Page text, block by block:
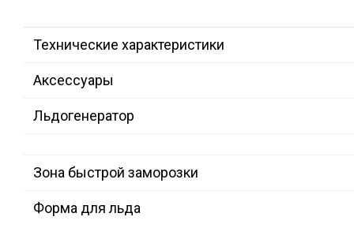
Технические характеристики
Аксессуары
Льдогенератор
Зона быстрой заморозки
Форма для льда